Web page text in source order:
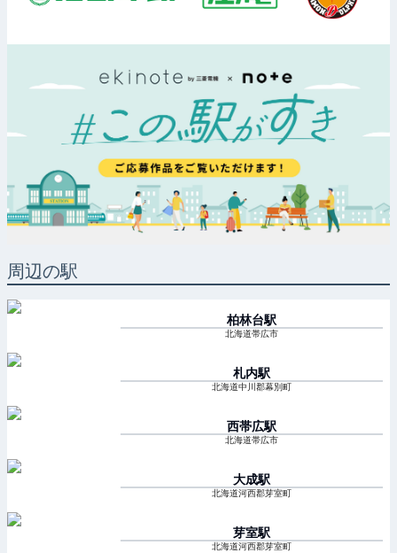
周辺の駅
柏林台駅
北海道帯広市
札内駅
北海道中川郡幕別町
西帯広駅
北海道帯広市
大成駅
北海道河西郡芽室町
芽室駅
北海道河西郡芽室町